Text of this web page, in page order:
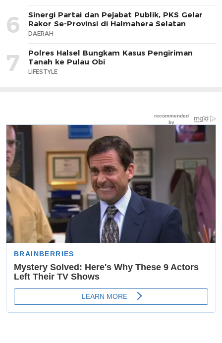
6
Sinergi Partai dan Pejabat Publik, PKS Gelar
Rakor Se-Provinsi di Halmahera Selatan
DAERAH
7
Polres Halsel Bungkam Kasus Pengiriman
Tanah ke Pulau Obi
LIFESTYLE